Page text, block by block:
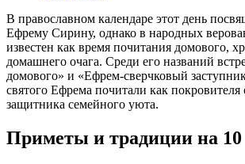
В православном календаре этот день
Ефрему Сирину, однако в народных
известен как время почитания домового,
домашнего очага. Среди его названий
домового» и «Ефрем-сверчковый
святого Ефрема почитали как покровителя
защитника семейного уюта.
Приметы и традиции на